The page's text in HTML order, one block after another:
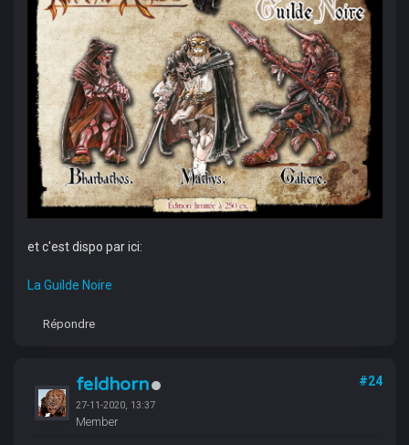
et c'est dispo par ici:
La Guilde Noire
Répondre
feldhorn
27-11-2020, 13:37
Member
#24